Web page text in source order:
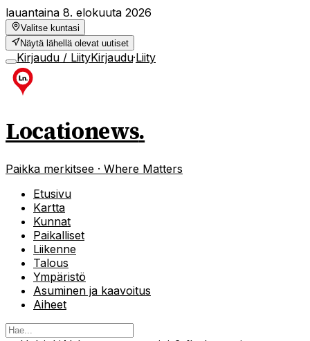
lauantaina 8. elokuuta 2026
Valitse kuntasi
Näytä lähellä olevat uutiset
Kirjaudu / LiityKirjaudu·Liity
Locationews.
Paikka merkitsee · Where Matters
Etusivu
Kartta
Kunnat
Paikalliset
Liikenne
Talous
Ympäristö
Asuminen ja kaavoitus
Aiheet